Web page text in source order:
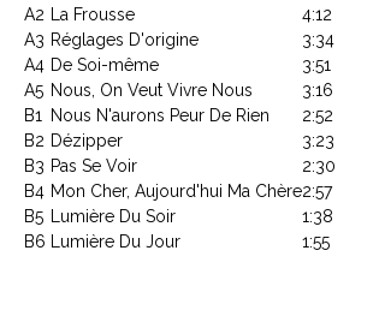
A2
La Frousse
4:12
A3 Réglages D'origine
3:34
A4 De Soi-même
3:51
A5 Nous, On Veut Vivre Nous
3:16
B1
Nous N'aurons Peur De Rien
2:52
B2 Dézipper
3:23
B3 Pas Se Voir
2:30
B4 Mon Cher, Aujourd'hui Ma Chère2:57
B5
Lumière Du Soir
1:38
B6
Lumière Du Jour 1:55